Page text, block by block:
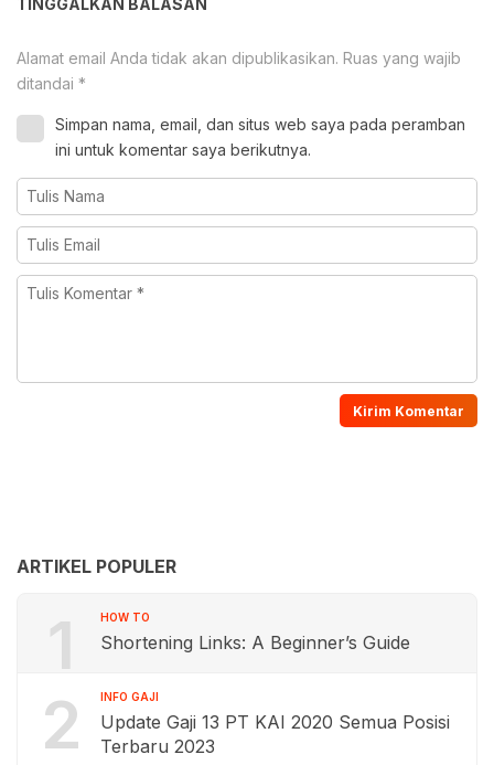
Alamat email Anda tidak akan dipublikasikan. Ruas yang wajib
ditandai *
Simpan nama, email, dan situs web saya pada peramban
ini untuk komentar saya berikutnya.
ARTIKEL POPULER
1 HOW TO
Shortening Links: A Beginner’s Guide
2 INFO GAJI
Update Gaji 13 PT KAI 2020 Semua Posisi
Terbaru 2023